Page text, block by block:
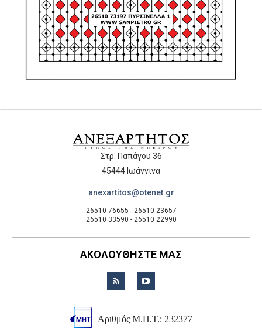
Στρ. Παπάγου 36
45444 Ιωάννινα
anexartitos@otenet.gr
26510 76655 - 26510 23657
26510 33590 - 26510 22990
ΑΚΟΛΟΥΘΗΣΤΕ ΜΑΣ
Αριθμός Μ.Η.Τ.: 232377